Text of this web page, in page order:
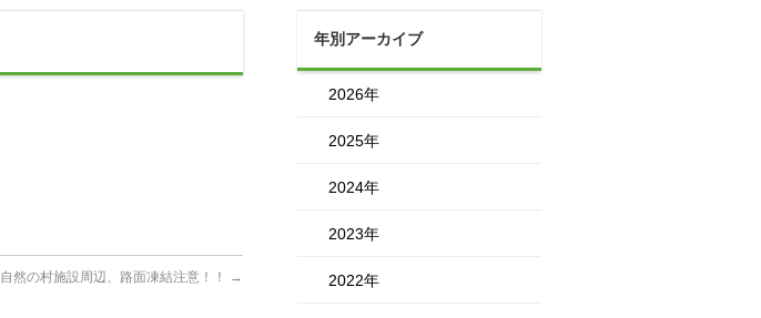
自然の村施設周辺、路面凍結注意！！ →
年別アーカイブ
2026年
2025年
2024年
2023年
2022年